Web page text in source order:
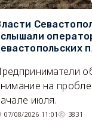
на
июля.
07/08/2026 11:01 3831